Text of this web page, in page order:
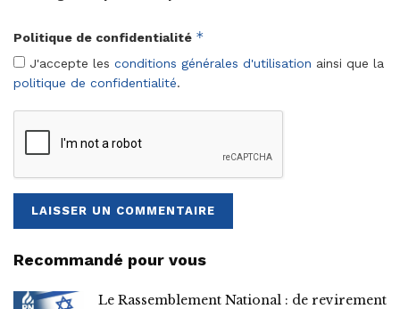
Politique de confidentialité *
J'accepte les conditions générales d'utilisation ainsi que la
politique de confidentialité.
Recommandé pour vous
Le Rassemblement National : de revirement